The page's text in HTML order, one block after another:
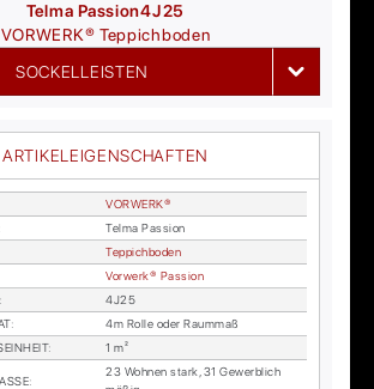
Telma Passion4J25
VORWERK® Teppichboden
SOCKELLEISTEN
ARTIKELEIGENSCHAFTEN
VOR­WER­K®
Tel­ma Pas­si­on
Tep­pich­bo­den
Vor­wer­k® Pas­si­on
:
4J25
:
4m Rol­le oder Raum­maß
: 1 m²
:
23 Woh­nen stark, 31 Ge­werb­lich